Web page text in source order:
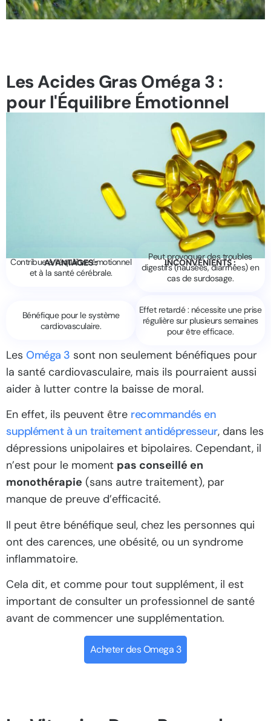
Les Acides Gras Oméga 3 :
pour l'Équilibre Émotionnel
AVANTAGES :
Contribue à l’équilibre émotionnel
et à la santé cérébrale.
Bénéfique pour le système
cardiovasculaire.
INCONVÉNIENTS :
Peut provoquer des troubles
digestifs (nausées, diarrhées) en
cas de surdosage.
Effet retardé : nécessite une prise
régulière sur plusieurs semaines
pour être efficace.
Les Oméga 3 sont non seulement bénéfiques pour
la santé cardiovasculaire, mais ils pourraient aussi
aider à lutter contre la baisse de moral.
En effet, ils peuvent être recommandés en
supplément à un traitement antidépresseur, dans les
dépressions unipolaires et bipolaires. Cependant, il
n’est pour le moment pas conseillé en
monothérapie (sans autre traitement), par
manque de preuve d’efficacité.
Il peut être bénéfique seul, chez les personnes qui
ont des carences, une obésité, ou un syndrome
inflammatoire.
Cela dit, et comme pour tout supplément, il est
important de consulter un professionnel de santé
avant de commencer une supplémentation.
Acheter des Omega 3